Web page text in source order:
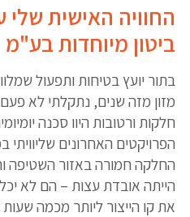
החוויה האישית
ביטון מיוחדות בע"מ
בתור יועץ בטיחות ותפעול
מזון מזה שנים, נתקלתי לא
חלקות ורטובות היוו סכנה
הפרויקטים האחרונים שליוויתי
החלקה חמורה באזור השטיפה
הייתה אובדת עצות – הם לא
את קו הייצור ליותר מכמה